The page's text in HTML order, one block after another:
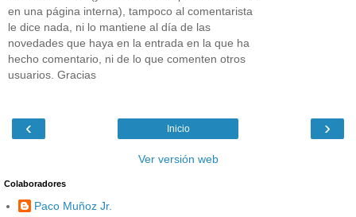
en una página interna), tampoco al comentarista
le dice nada, ni lo mantiene al día de las
novedades que haya en la entrada en la que ha
hecho comentario, ni de lo que comenten otros
usuarios. Gracias
‹ ›
Inicio
Ver versión web
Colaboradores
Paco Muñoz Jr.